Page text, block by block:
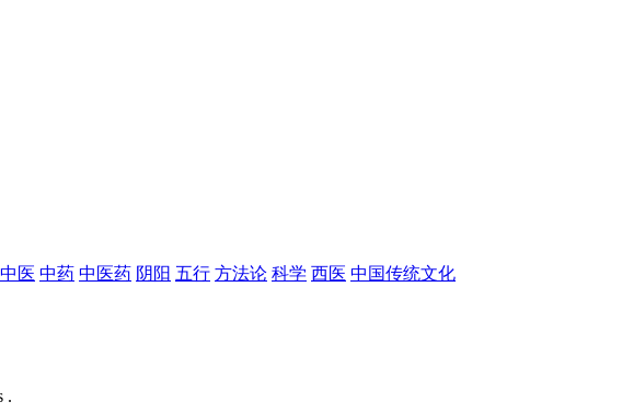
中医 中药 中医药 阴阳 五行 方法论 科学 西医 中国传统文化
.